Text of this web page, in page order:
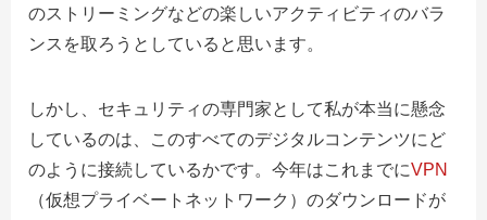
のストリーミングなどの楽しいアクティビティのバラ
ンスを取ろうとしていると思います。
しかし、セキュリティの専門家として私が本当に懸念
しているのは、このすべてのデジタルコンテンツにど
のように接続しているかです。今年はこれまでにVPN
（仮想プライベートネットワーク）のダウンロードが